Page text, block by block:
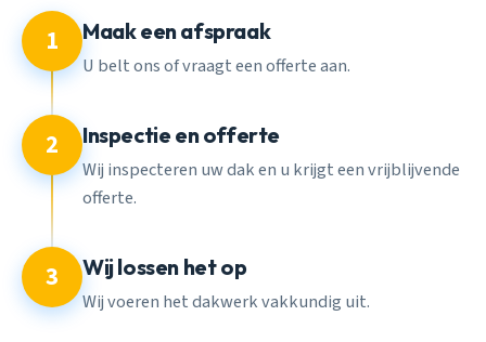
1 Maak een afspraak
U belt ons of vraagt een offerte aan.
2 Inspectie en offerte
Wij inspecteren uw dak en u krijgt een vrijblijvende
offerte.
3 Wij lossen het op
Wij voeren het dakwerk vakkundig uit.